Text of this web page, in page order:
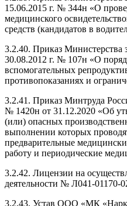
15.06.2015 г. № 344н «О
медицинского
средств (кандидатов в
3.2.40. Приказ Министерства
30.08.2012 г. № 107н «О
вспомогательных
противопоказаниях и
3.2.41. Приказ Минтруда
№ 1420н от 31.12.2020 «Об
(или) опасных
выполнении которых
предварительные
работу и периодические
3.2.42. Лицензии на
деятельности № Л041-01170-
3.2.43. Устав ООО «МК